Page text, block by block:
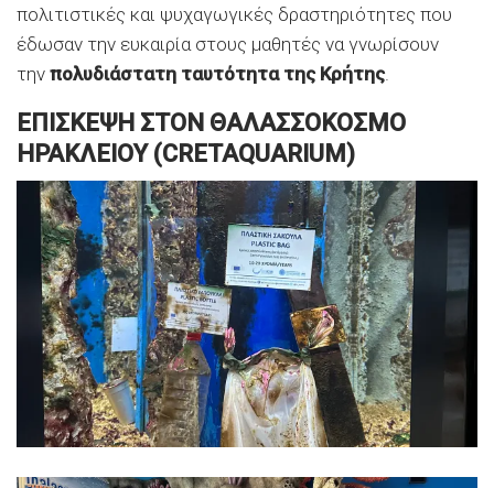
πολιτιστικές και ψυχαγωγικές δραστηριότητες που
έδωσαν την ευκαιρία στους μαθητές να γνωρίσουν
την πολυδιάστατη ταυτότητα της Κρήτης.
ΕΠΙΣΚΕΨΗ ΣΤΟΝ ΘΑΛΑΣΣΟΚΟΣΜΟ
ΗΡΑΚΛΕΙΟΥ (CRETAQUARIUM)